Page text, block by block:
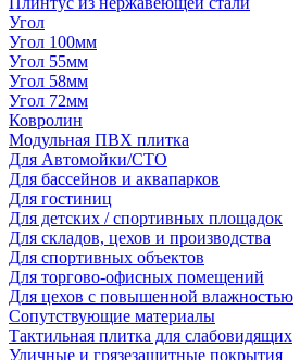
Угол
Угол 100мм
Угол 55мм
Угол 58мм
Угол 72мм
Ковролин
Модульная ПВХ плитка
Для Автомойки/СТО
Для бассейнов и аквапарков
Для гостиниц
Для детских / спортивных площадок
Для складов, цехов и производства
Для спортивных объектов
Для торгово-офисных помещений
Для цехов с повышенной влажностью
Сопутствующие материалы
Тактильная плитка для слабовидящих
Уличные и грязезащитные покрытия